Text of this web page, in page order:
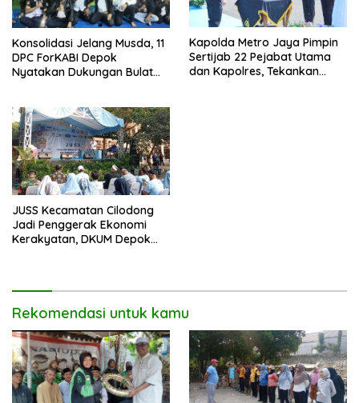
Konsolidasi Jelang Musda, 11
DPC ForKABI Depok
Nyatakan Dukungan Bulat
Kapolda Metro Jaya Pimpin
Sertijab 22 Pejabat Utama
dan Kapolres, Tekankan
JUSS Kecamatan Cilodong
Jadi Penggerak Ekonomi
Kerakyatan, DKUM Depok
Rekomendasi untuk kamu